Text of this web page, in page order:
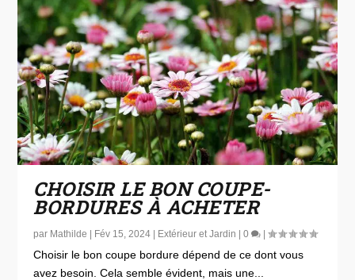
CHOISIR LE BON COUPE-
BORDURES À ACHETER
par Mathilde Fév 15, 2024 Extérieur et Jardin |0 |
Choisir le bon coupe bordure dépend de ce dont vous
avez besoin. Cela semble évident, mais une...